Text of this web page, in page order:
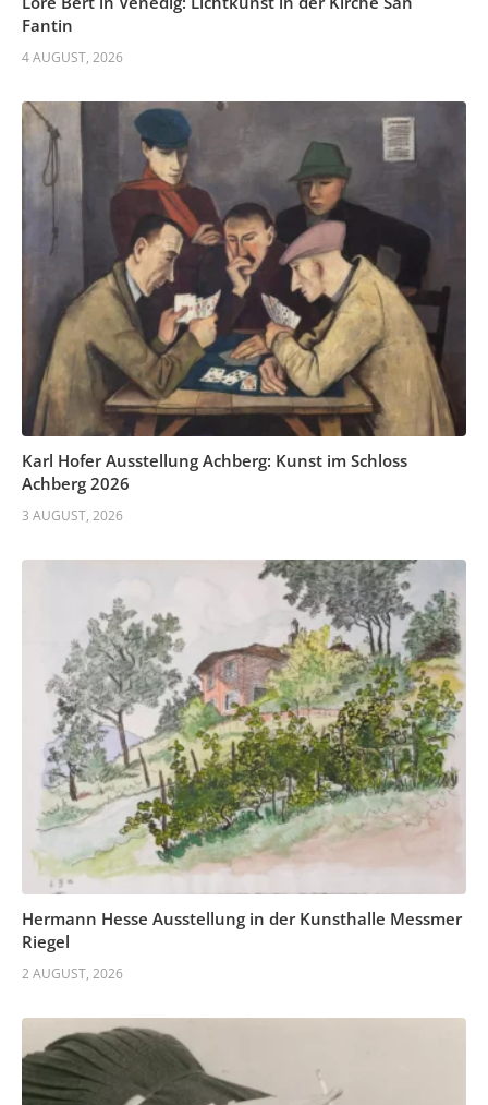
Fantin
4 AUGUST, 2026
Karl Hofer Ausstellung Achberg: Kunst im Schloss
Achberg 2026
3 AUGUST, 2026
Hermann Hesse Ausstellung in der Kunsthalle Messmer
Riegel
2 AUGUST, 2026